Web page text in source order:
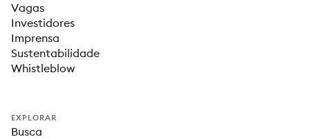
Vagas
Investidores
Imprensa
Sustentabilidade
Whistleblow
EXPLORAR
Busca